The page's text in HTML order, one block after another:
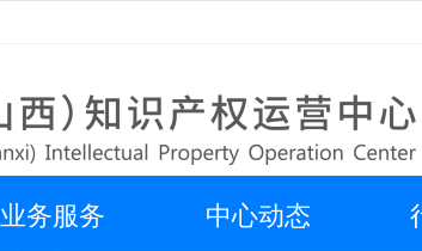
业务服务 中心动态